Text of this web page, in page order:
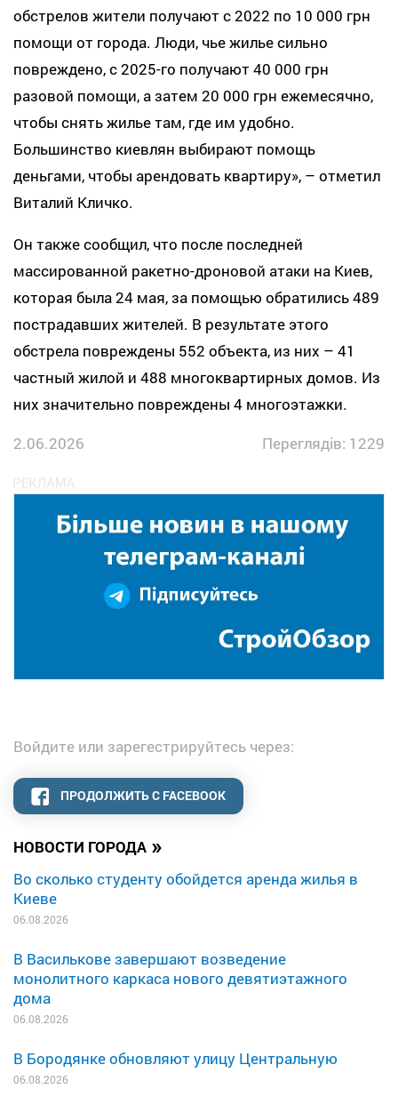
НОВОСТИ ГОРОДА »
Во сколько студенту обойдется аренда жилья в
Киеве
06.08.2026
В Василькове завершают возведение
монолитного каркаса нового девятиэтажного
дома
06.08.2026
В Бородянке обновляют улицу Центральную
06.08.2026
обстрелов жители получают с 2022 по 10 000 грн
помощи от города. Люди, чье жилье сильно
повреждено, с 2025-го получают 40 000 грн
разовой помощи, а затем 20 000 грн ежемесячно,
чтобы снять жилье там, где им удобно.
Большинство киевлян выбирают помощь
деньгами, чтобы арендовать квартиру», – отметил
Виталий Кличко.
Он также сообщил, что после последней
массированной ракетно-дроновой атаки на Киев,
которая была 24 мая, за помощью обратились 489
пострадавших жителей. В результате этого
обстрела повреждены 552 объекта, из них – 41
частный жилой и 488 многоквартирных домов. Из
них значительно повреждены 4 многоэтажки.
2.06.2026
Переглядів: 1229
Войдите или зарегестрируйтесь через:
ПРОДОЛЖИТЬ С FACEBOOK